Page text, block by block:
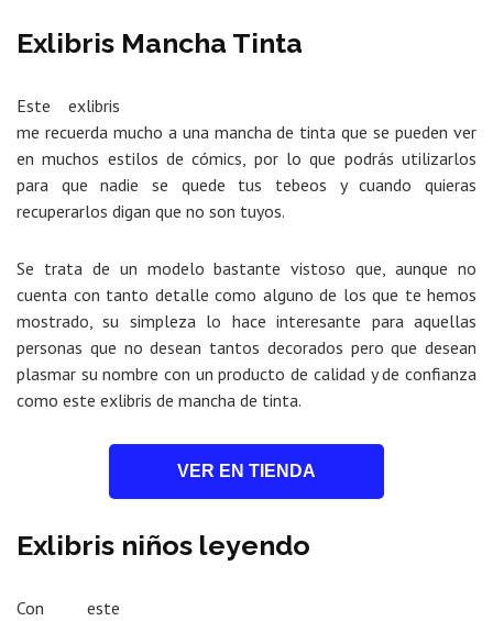
Exlibris Mancha Tinta
Este exlibris
me recuerda mucho a una mancha de tinta que se pueden ver
en muchos estilos de cómics, por lo que podrás utilizarlos
para que nadie se quede tus tebeos y cuando quieras
recuperarlos digan que no son tuyos.
Se trata de un modelo bastante vistoso que, aunque no
cuenta con tanto detalle como alguno de los que te hemos
mostrado, su simpleza lo hace interesante para aquellas
personas que no desean tantos decorados pero que desean
plasmar su nombre con un producto de calidad y de confianza
como este exlibris de mancha de tinta.
VER EN TIENDA
Exlibris niños leyendo
Con este